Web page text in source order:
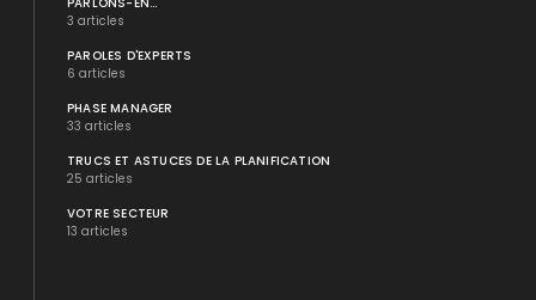
3 articles
PAROLES D'EXPERTS
6 articles
PHASE MANAGER
33 articles
TRUCS ET ASTUCES DE LA PLANIFICATION
25 articles
VOTRE SECTEUR
13 articles